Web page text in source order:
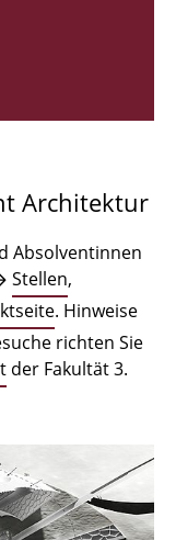
Architektur
Absolventinnen
Stellen,
. Hinweise
richten Sie
der Fakultät 3.